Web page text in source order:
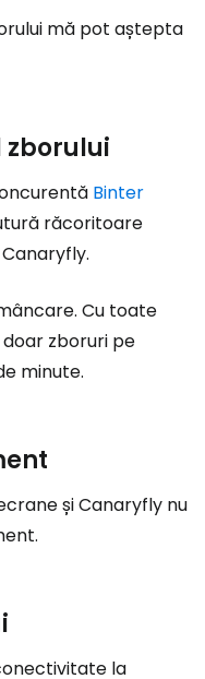
mă pot aștepta
zborului
Binter
răcoritoare
Cu toate
zboruri pe
minute.
și Canaryfly nu
la